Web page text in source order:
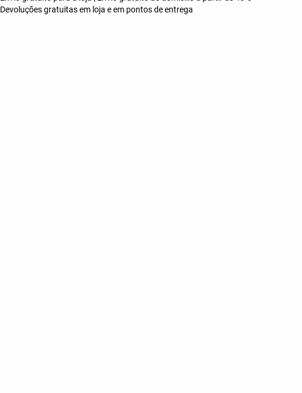
Devoluções gratuitas em loja e em pontos de entrega